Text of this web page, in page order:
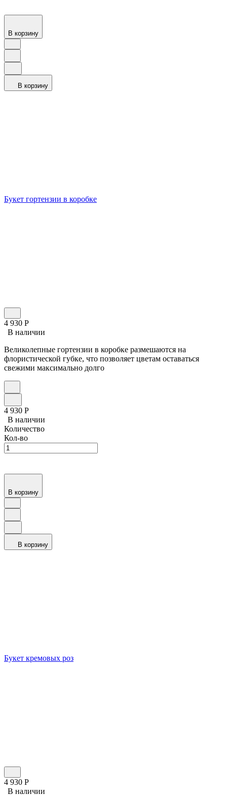
В корзину
В корзину
Букет гортензии в коробке
4 930 Р
В наличии
Великолепные гортензии в коробке размешаются на
флористической губке, что позволяет цветам оставаться
свежими максимально долго
4 930 Р
В наличии
Количество
Кол-во
В корзину
В корзину
Букет кремовых роз
4 930 Р
В наличии